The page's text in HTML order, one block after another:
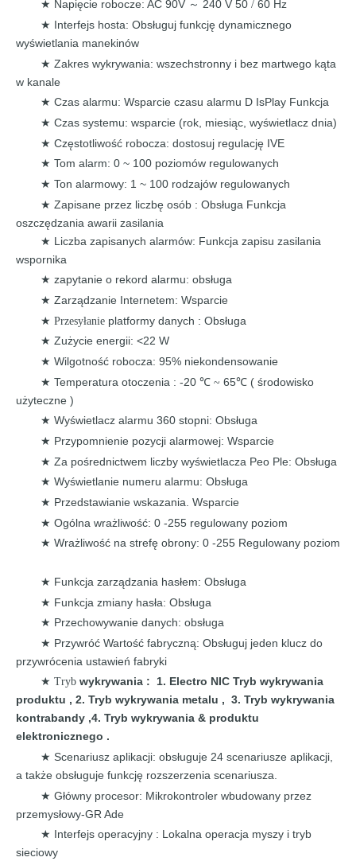
★ Napięcie robocze: AC 90V ～ 240 V 50 / 60 Hz
★ Interfejs hosta: Obsługuj funkcję dynamicznego
wyświetlania manekinów
★ Zakres wykrywania: wszechstronny i bez martwego kąta
w kanale
★ Czas alarmu: Wsparcie czasu alarmu D IsPlay Funkcja
★ Czas systemu: wsparcie (rok, miesiąc, wyświetlacz dnia)
★ Częstotliwość robocza: dostosuj regulację IVE
★ Tom alarm: 0 ~ 100 poziomów regulowanych
★ Ton alarmowy: 1 ~ 100 rodzajów regulowanych
★ Zapisane przez liczbę osób : Obsługa Funkcja
oszczędzania awarii zasilania
★ Liczba zapisanych alarmów: Funkcja zapisu zasilania
wspornika
★ zapytanie o rekord alarmu: obsługa
★ Zarządzanie Internetem: Wsparcie
★ Przesyłanie platformy danych : Obsługa
★ Zużycie energii: <22 W
★ Wilgotność robocza: 95% niekondensowanie
★ Temperatura otoczenia : -20 ℃ ~ 65℃ ( środowisko
użyteczne )
★ Wyświetlacz alarmu 360 stopni: Obsługa
★ Przypomnienie pozycji alarmowej: Wsparcie
★ Za pośrednictwem liczby wyświetlacza Peo Ple: Obsługa
★ Wyświetlanie numeru alarmu: Obsługa
★ Przedstawianie wskazania. Wsparcie
★ Ogólna wrażliwość: 0 -255 regulowany poziom
★ Wrażliwość na strefę obrony: 0 -255 Regulowany poziom
★ Funkcja zarządzania hasłem: Obsługa
★ Funkcja zmiany hasła: Obsługa
★ Przechowywanie danych: obsługa
★ Przywróć Wartość fabryczną: Obsługuj jeden klucz do
przywrócenia ustawień fabryki
★ Tryb wykrywania : 1. Electro NIC Tryb wykrywania
produktu , 2. Tryb wykrywania metalu , 3. Tryb wykrywania
kontrabandy ,4. Tryb wykrywania & produktu
elektronicznego .
★ Scenariusz aplikacji: obsługuje 24 scenariusze aplikacji,
a także obsługuje funkcję rozszerzenia scenariusza.
★ Główny procesor: Mikrokontroler wbudowany przez
przemysłowy-GR Ade
★ Interfejs operacyjny : Lokalna operacja myszy i tryb
sieciowy